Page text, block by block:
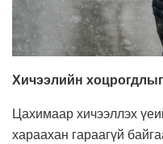
Хичээлийн
Цахимаар хичээллэх
хараахан гараагүй